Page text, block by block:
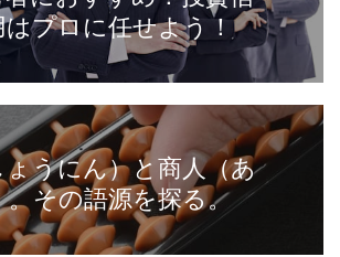
はプロに任せよう！
ょうにん）と商人（あ
。その語源を探る。